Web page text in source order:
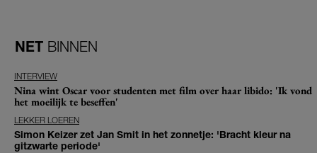
NET BINNEN
INTERVIEW
Nina wint Oscar voor studenten met film over haar libido: 'Ik vond
het moeilijk te beseffen'
LEKKER LOEREN
Simon Keizer zet Jan Smit in het zonnetje: 'Bracht kleur na
gitzwarte periode'